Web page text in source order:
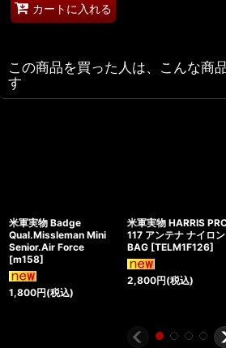
カートに入れる
この商品を買った人は、こんな商
す
米軍実物 Badge
Qual.Missleman Mini
Senior.Air Force
[m158]
1,800円(税込)
米軍実物 HARRIS
117 アンテナ ナイロン
BAG [TELM1F126]
2,800円(税込)